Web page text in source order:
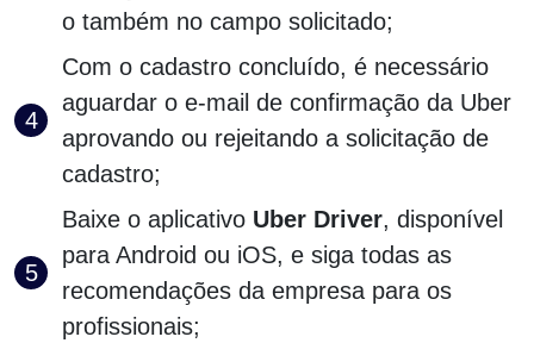
o também no campo solicitado;
Com o cadastro concluído, é necessário
aguardar o e-mail de confirmação da Uber
aprovando ou rejeitando a solicitação de
cadastro;
Baixe o aplicativo Uber Driver, disponível
para Android ou iOS, e siga todas as
recomendações da empresa para os
profissionais;